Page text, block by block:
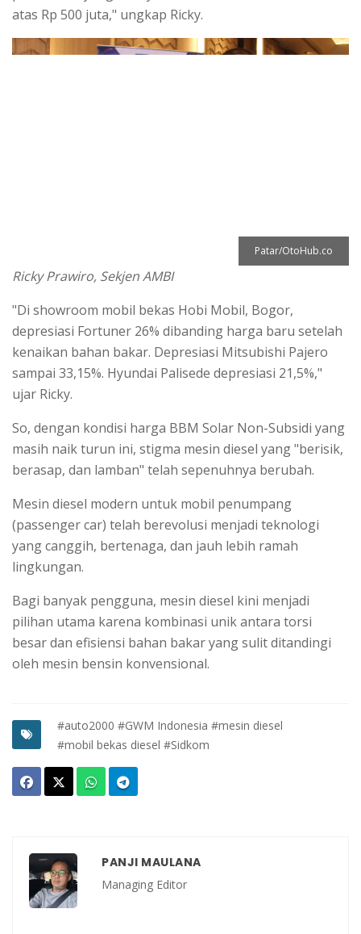
atas Rp 500 juta," ungkap Ricky.
Patar/OtoHub.co
Ricky Prawiro, Sekjen AMBI
"Di showroom mobil bekas Hobi Mobil, Bogor,
depresiasi Fortuner 26% dibanding harga baru setelah
kenaikan bahan bakar. Depresiasi Mitsubishi Pajero
sampai 33,15%. Hyundai Palisede depresiasi 21,5%,"
ujar Ricky.
So, dengan kondisi harga BBM Solar Non-Subsidi yang
masih naik turun ini, stigma mesin diesel yang "berisik,
berasap, dan lamban" telah sepenuhnya berubah.
Mesin diesel modern untuk mobil penumpang
(passenger car) telah berevolusi menjadi teknologi
yang canggih, bertenaga, dan jauh lebih ramah
lingkungan.
Bagi banyak pengguna, mesin diesel kini menjadi
pilihan utama karena kombinasi unik antara torsi
besar dan efisiensi bahan bakar yang sulit ditandingi
oleh mesin bensin konvensional.
#auto2000 #GWM Indonesia #mesin diesel
#mobil bekas diesel #Sidkom
PANJI MAULANA
Managing Editor